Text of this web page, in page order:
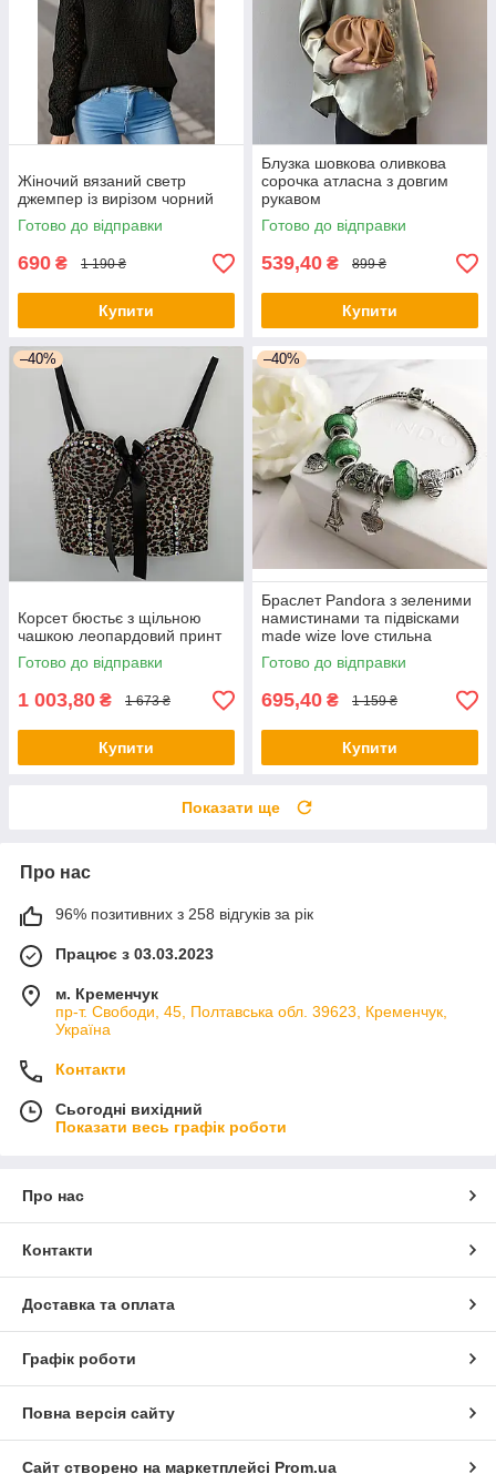
Жіночий вязаний светр
джемпер із вирізом чорний
Готово до відправки
690 ₴ 1 190 ₴
Купити
Блузка шовкова оливкова
сорочка атласна з довгим
рукавом
Готово до відправки
539,40 ₴ 899 ₴
Купити
–40%
Корсет бюстьє з щільною
чашкою леопардовий принт
Готово до відправки
1 003,80 ₴ 1 673 ₴
Купити
–40%
Браслет Pandora з зеленими
намистинами та підвісками
made wize love стильна
прикраса
Готово до відправки
695,40 ₴ 1 159 ₴
Купити
Показати ще
Про нас
96% позитивних з 258 відгуків за рік
Працює з 03.03.2023
м. Кременчук
пр-т. Свободи, 45, Полтавська обл. 39623, Кременчук,
Україна
Контакти
Сьогодні вихідний
Показати весь графік роботи
Про нас
Контакти
Доставка та оплата
Графік роботи
Повна версія сайту
Сайт створено на маркетплейсі Prom.ua